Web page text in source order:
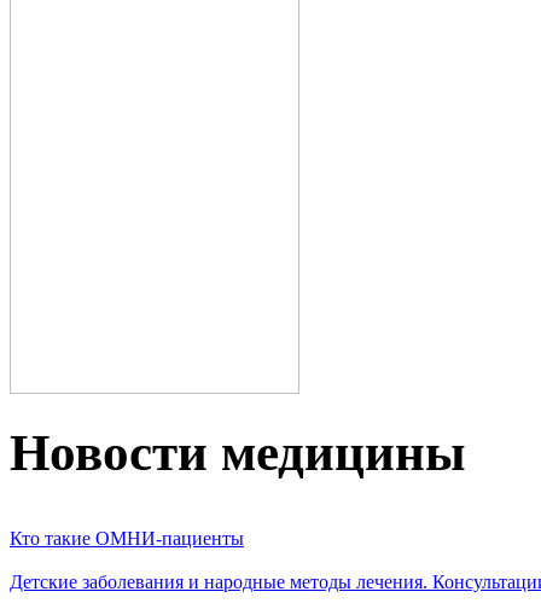
Новости медицины
Кто такие ОМНИ-пациенты
Детские заболевания и народные методы лечения.